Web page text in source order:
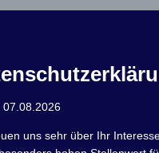
07.08.2026
uns sehr über Ihr